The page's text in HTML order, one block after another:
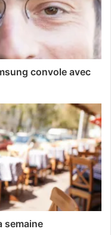
convole avec
semaine